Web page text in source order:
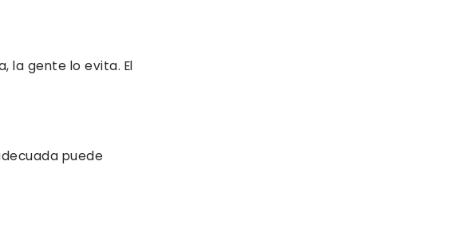
la gente lo evita. El
puede